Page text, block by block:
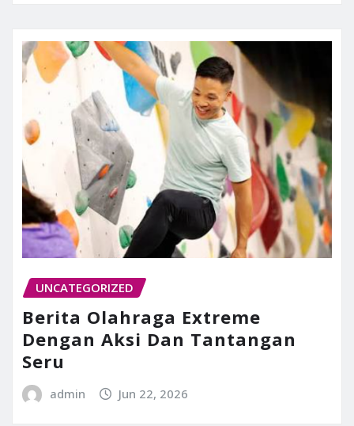
UNCATEGORIZED
Berita Olahraga Extreme
Dengan Aksi Dan Tantangan
Seru
admin Jun 22, 2026